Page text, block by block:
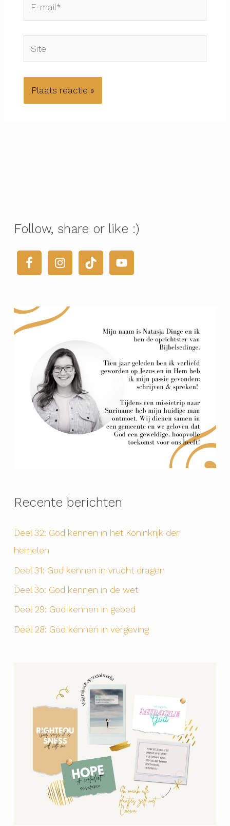
mail*
Follow, share or like :)
Recente berichten
Deel 32: God kennen in het Koninkrijk der
hemelen
Deel 31: God kennen in vrucht dragen
Deel 3o: God kennen in de wet
Deel 29: God kennen in gebed
Deel 28: God kennen in vergeving